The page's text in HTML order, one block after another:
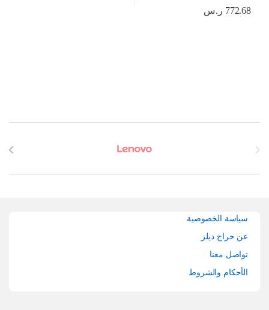
772.68 ر.س
سياسة الخصوصية
عن حراج ديلز
تواصل معنا
الأحكام والشروط